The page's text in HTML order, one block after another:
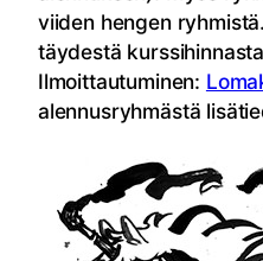
viiden hengen
täydestä
Ilmoittautuminen:
alennusryhmästä